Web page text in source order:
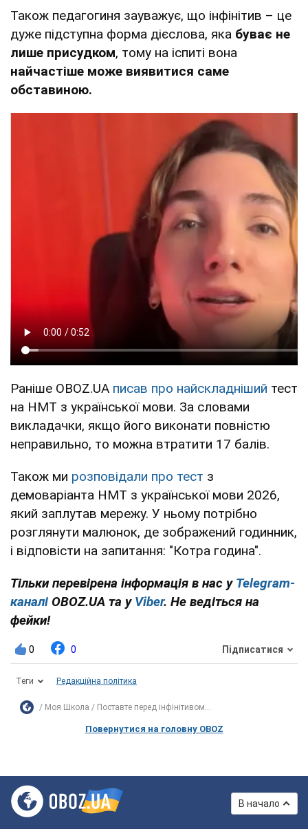
Також педагогиня зауважує, що інфінітив – це
дуже підступна форма дієслова, яка буває не
лише присудком, тому на іспиті вона
найчастіше може виявитися саме
обставиною.
Раніше OBOZ.UA писав про найскладніший тест
на НМТ з української мови. За словами
викладачки, якщо його виконати повністю
неправильно, то можна втратити 17 балів.
Також ми розповідали про тест з
демоваріанта НМТ з української мови 2026,
який заплутав мережу. У ньому потрібно
розглянути малюнок, де зображений годинник,
і відповісти на запитання: "Котра година".
Тільки перевірена інформація в нас у Telegram-
каналі OBOZ.UA та у Viber. Не ведіться на
фейки!
0 0 Підписатися
Теги Редакційна політика
Моя Школа Поставте перед інфінітивом...
Повернутися на головну OBOZ
В начало